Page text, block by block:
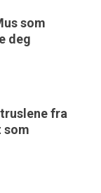
som
deg
fra
som